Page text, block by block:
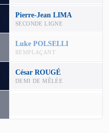
Pierre-Jean LIMA
SECONDE LIGNE
Luke POLSELLI
REMPLAÇANT
César ROUGÉ
DEMI DE MÊLÉE